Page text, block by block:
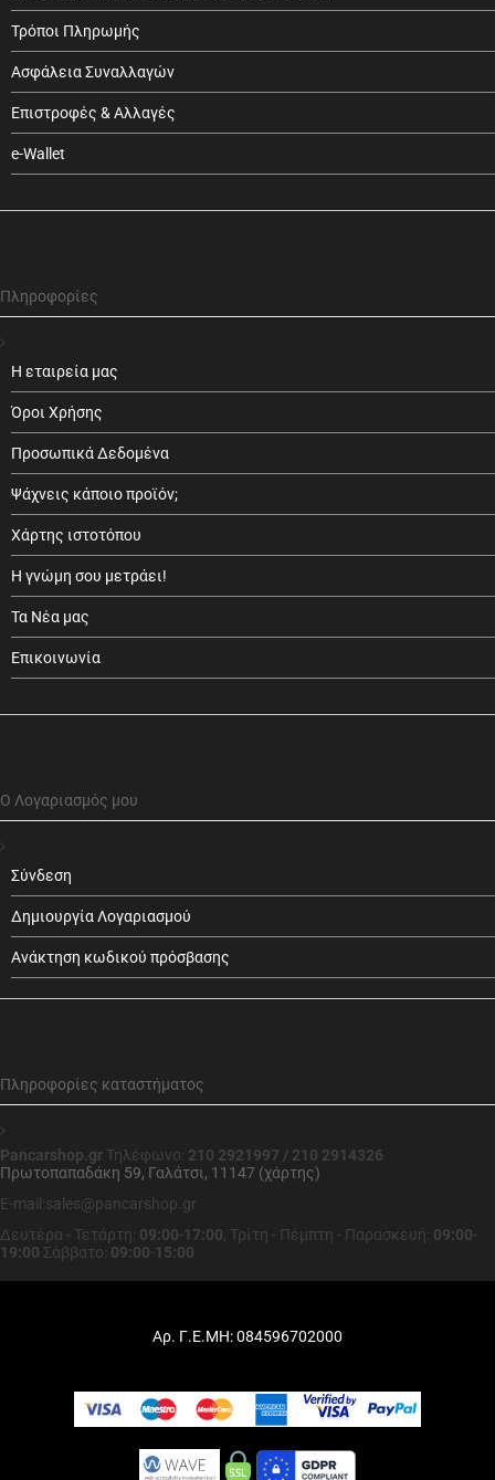
Τρόποι Πληρωμής
Ασφάλεια Συναλλαγών
Επιστροφές & Αλλαγές
e-Wallet
Πληροφορίες
Η εταιρεία μας
Όροι Χρήσης
Προσωπικά Δεδομένα
Ψάχνεις κάποιο προϊόν;
Χάρτης ιστοτόπου
Η γνώμη σου μετράει!
Τα Νέα μας
Επικοινωνία
Ο Λογαριασμός μου
Σύνδεση
Δημιουργία Λογαριασμού
Ανάκτηση κωδικού πρόσβασης
Πληροφορίες καταστήματος
Pancarshop.gr Τηλέφωνο: 210 2921997 / 210 2914326
Πρωτοπαπαδάκη 59, Γαλάτσι, 11147 (χάρτης)
E-mail:sales@pancarshop.gr
Δευτέρα - Τετάρτη: 09:00-17:00, Τρίτη - Πέμπτη - Παρασκευή: 09:00-
19:00 Σάββατο: 09:00-15:00
Αρ. Γ.Ε.ΜΗ: 084596702000